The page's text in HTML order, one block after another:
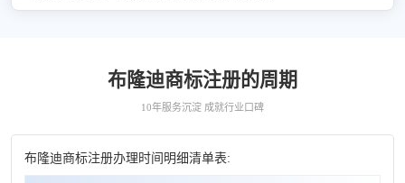
布隆迪商标注册的周期
10年服务沉淀 成就行业口碑
布隆迪商标注册办理时间明细清单表: